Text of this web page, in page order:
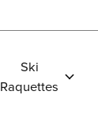
Ski
Raquettes